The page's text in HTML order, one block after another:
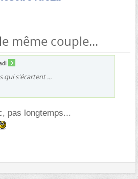
même couple...
qui s'écartent ...
pas longtemps...